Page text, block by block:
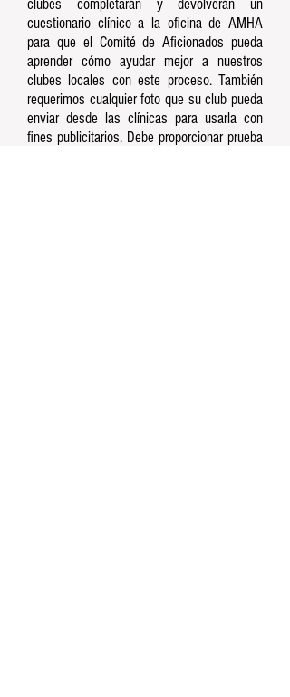
clubes completarán y devolverán un
cuestionario clínico a la oficina de AMHA
para que el Comité de Aficionados pueda
aprender cómo ayudar mejor a nuestros
clubes locales con este proceso. También
requerimos cualquier foto que su club pueda
enviar desde las clínicas para usarla con
fines publicitarios. Debe proporcionar prueba